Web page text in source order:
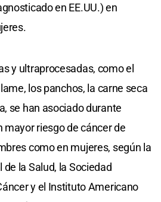
en EE.UU.) en
y ultraprocesadas, como el
los panchos, la carne seca
se han asociado durante
riesgo de cáncer de
como en mujeres, según la
la Salud, la Sociedad
y el Instituto Americano